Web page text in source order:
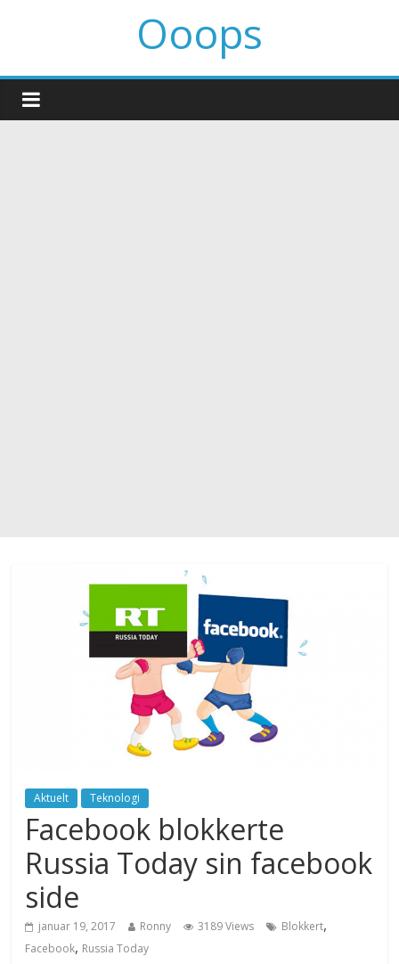
Ooops
Aktuelt Teknologi
Facebook blokkerte
Russia Today sin facebook
side
januar 19, 2017 Ronny 3189 Views Blokkert,
Facebook, Russia Today